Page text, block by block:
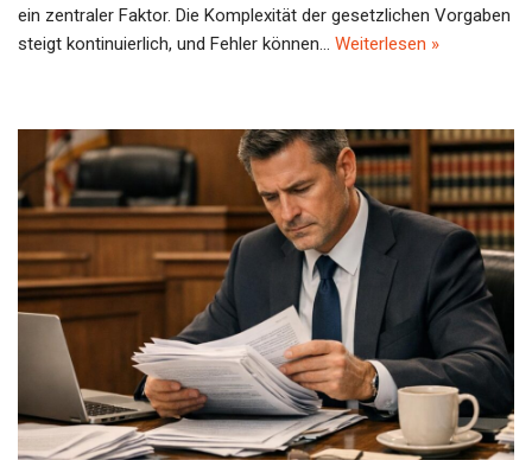
ein zentraler Faktor. Die Komplexität der gesetzlichen Vorgaben
steigt kontinuierlich, und Fehler können… Weiterlesen »